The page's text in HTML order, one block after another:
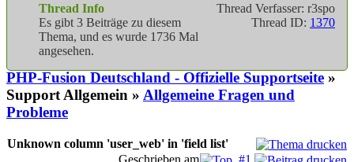
Thread Verfasser: r3spo
Thread ID: 1370
Thread Info
Es gibt 3 Beiträge zu diesem
Thema, und es wurde 1736 Mal
angesehen.
PHP-Fusion Deutschland - Offizielle Supportseite »
Support Allgemein » Allgemeine Fragen und
Probleme
Unknown column 'user_web' in 'field list'
#1
Geschrieben am